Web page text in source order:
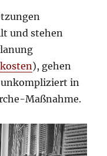
und stehen
), gehen
in
Maßnahme.